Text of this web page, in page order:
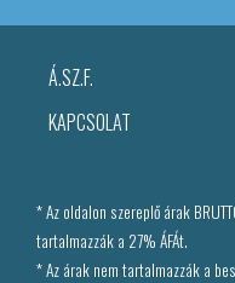
Á.SZ.F.
KAPCSOLAT
* Az oldalon szereplő árak
tartalmazzák a 27% ÁFÁt.
* Az árak nem tartalmazzák a